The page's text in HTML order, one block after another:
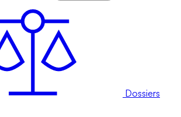
Dossiers